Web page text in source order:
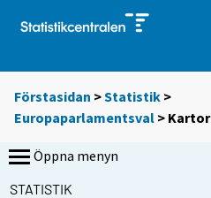
Förstasidan >Statistik >
Europaparlamentsval > Kartor
Öppna menyn
STATISTIK